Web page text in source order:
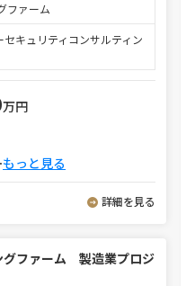
ファーム
セキュリティコンサルティン
万円
もっと見る
詳細を見る
グファーム 製造業プロジ